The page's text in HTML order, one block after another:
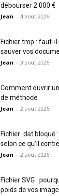
débourser 2 000 €
Jean - 4 août 2026
Fichier tmp : faut-
sauver vos
Jean - 3 août 2026
Comment ouvrir
de méthode
Jean - 2 août 2026
Fichier .dat bloqué
selon ce qu’il
Jean - 2 août 2026
Fichier SVG :
poids de vos